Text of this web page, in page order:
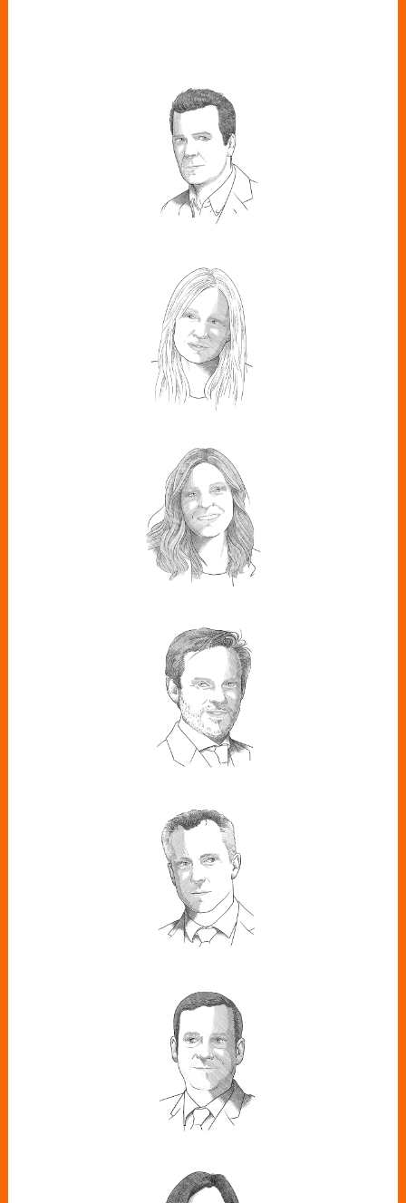
DANIEL
ENTRIALGO
Subidrector de Forbes España
LORETO
ORDÓÑEZ
CEO de ENGIE
CRISTINA
SÁNCHEZ
Directora de Sostenibilidad e Impacto
Positivo en Leroy Merlin España
JUAN VILLAR
Director general de distribución de
gas de Nortegas
CARLOS NOVILLO
Consejero de Medio Ambiente,
Agricultura e Interior de la Comunidad
JOSÉ MARÍA
GONZÁLEZ MOYA
Director general de la Asociación de
Energías Renovables (APPA)
FERNÁNDEZ